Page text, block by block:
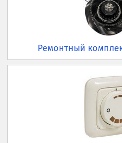
Ремонтный